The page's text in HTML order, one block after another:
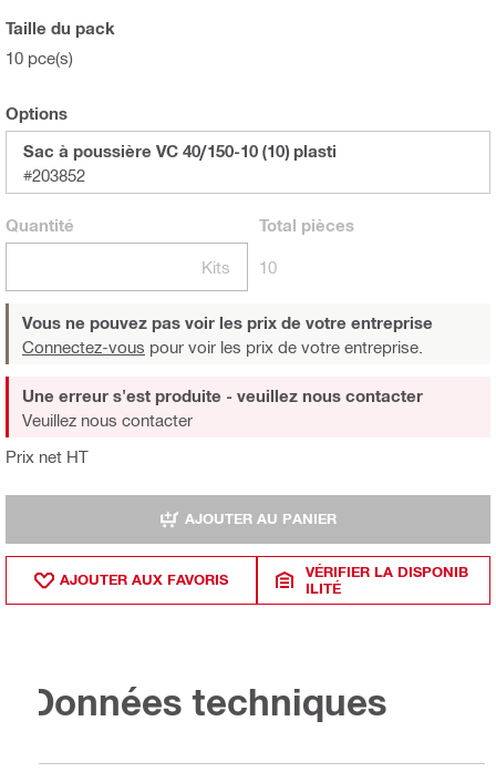
Taille du pack
10 pce(s)
Options
Sac à poussière VC 40/150-10 (10) plasti
#203852
Quantité
Kits
Total pièces
10
Vous ne pouvez pas voir les prix de votre entreprise
Connectez-vous pour voir les prix de votre entreprise.
Prix net HT
Une erreur s'est produite - veuillez nous contacter
Veuillez nous contacter
AJOUTER AU PANIER
AJOUTER AUX FAVORIS
VÉRIFIER LA DISPONIB
ILITÉ
Données techniques